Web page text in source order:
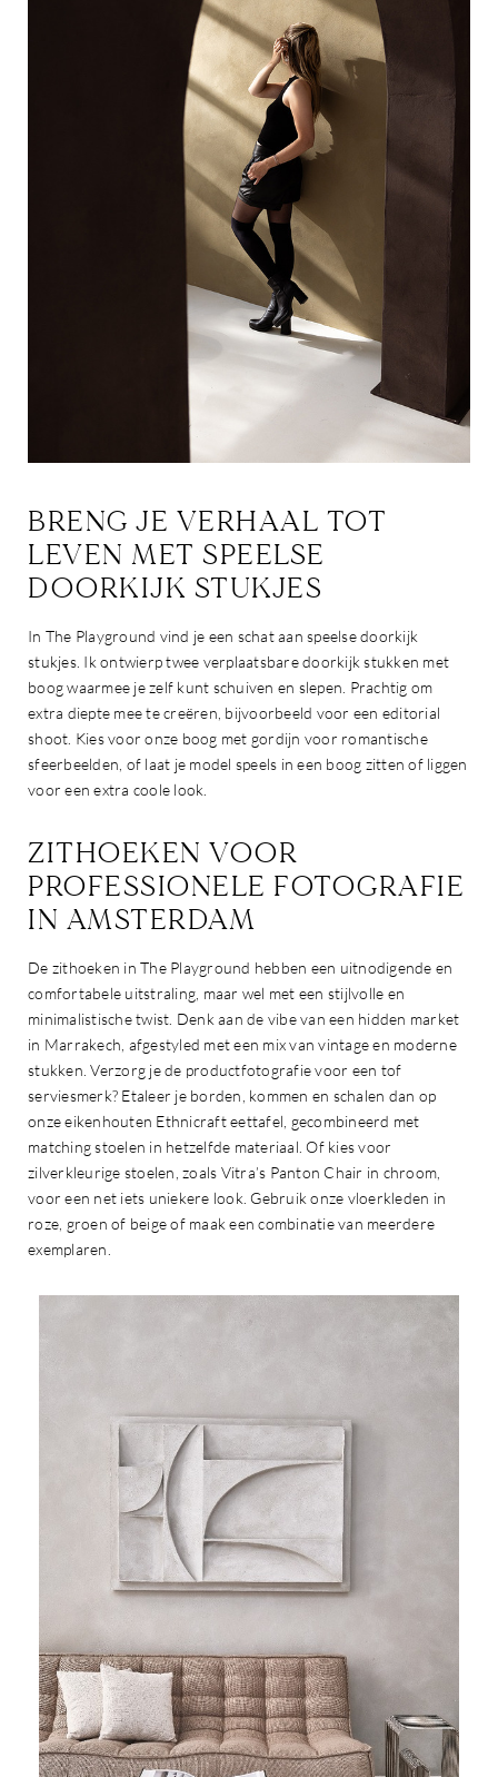
BRENG JE VERHAAL TOT
LEVEN MET SPEELSE
DOORKIJK STUKJES
In The Playground vind je een schat aan speelse doorkijk
stukjes. Ik ontwierp twee verplaatsbare doorkijk stukken met
boog waarmee je zelf kunt schuiven en slepen. Prachtig om
extra diepte mee te creëren, bijvoorbeeld voor een editorial
shoot. Kies voor onze boog met gordijn voor romantische
sfeerbeelden, of laat je model speels in een boog zitten of liggen
voor een extra coole look.
ZITHOEKEN VOOR
PROFESSIONELE FOTOGRAFIE
IN AMSTERDAM
De zithoeken in The Playground hebben een uitnodigende en
comfortabele uitstraling, maar wel met een stijlvolle en
minimalistische twist. Denk aan de vibe van een hidden market
in Marrakech, afgestyled met een mix van vintage en moderne
stukken. Verzorg je de productfotografie voor een tof
serviesmerk? Etaleer je borden, kommen en schalen dan op
onze eikenhouten Ethnicraft eettafel, gecombineerd met
matching stoelen in hetzelfde materiaal. Of kies voor
zilverkleurige stoelen, zoals Vitra’s Panton Chair in chroom,
voor een net iets uniekere look. Gebruik onze vloerkleden in
roze, groen of beige of maak een combinatie van meerdere
exemplaren.